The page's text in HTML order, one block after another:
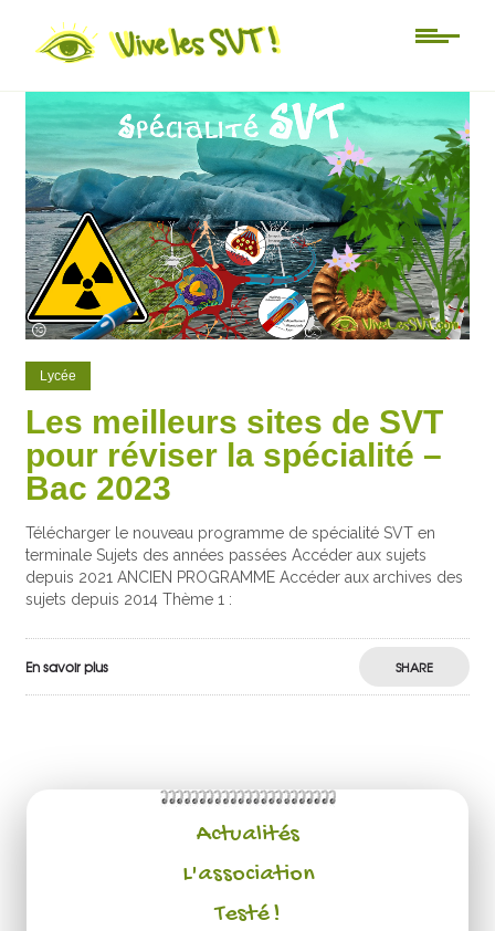
Lycée
Les meilleurs sites de SVT
pour réviser la spécialité –
Bac 2023
Télécharger le nouveau programme de spécialité SVT en
terminale Sujets des années passées Accéder aux sujets
depuis 2021 ANCIEN PROGRAMME Accéder aux archives des
sujets depuis 2014 Thème 1 :
En savoir plus SHARE
Actualités
L'association
Testé !